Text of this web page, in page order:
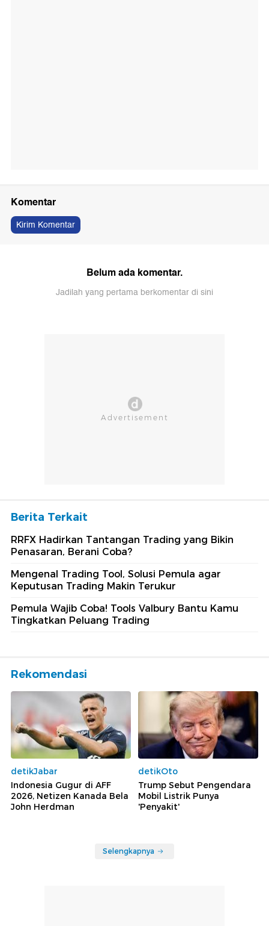
Komentar
Kirim Komentar
Belum ada komentar.
Jadilah yang pertama berkomentar di sini
Berita Terkait
RRFX Hadirkan Tantangan Trading yang Bikin
Penasaran, Berani Coba?
Mengenal Trading Tool, Solusi Pemula agar
Keputusan Trading Makin Terukur
Pemula Wajib Coba! Tools Valbury Bantu Kamu
Tingkatkan Peluang Trading
Rekomendasi
detikJabar
Indonesia Gugur di AFF
2026, Netizen Kanada Bela
John Herdman
detikOto
Trump Sebut Pengendara
Mobil Listrik Punya
'Penyakit'
Selengkapnya